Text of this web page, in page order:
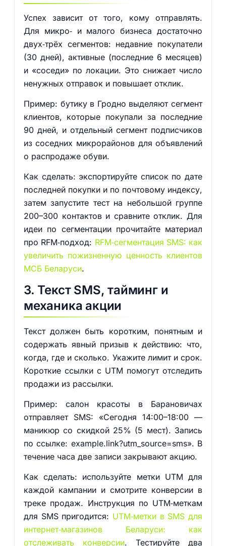
Успех зависит от того, кому отправлять.
Для микро‑ и малого бизнеса достаточно
двух‑трёх сегментов: недавние покупатели
(30 дней), активные (последние 6 месяцев)
и «соседи» по локации. Это снижает число
ненужных отправок и повышает отклик.
Пример: бутику в Гродно выделяют сегмент
клиентов, которые покупали за последние
90 дней, и отдельный сегмент подписчиков
из соседних микрорайонов для объявлений
о распродаже обуви.
Как сделать: экспортируйте список по дате
последней покупки и по почтовому индексу,
затем запустите тест на небольшой группе
200–300 контактов и сравните отклик. Для
идеи по сегментации прочитайте материал
про RFM‑подход: RFM‑сегментация SMS: как
увеличить пожизненную ценность клиентов
МСБ Беларуси.
3. Текст SMS, тайминг и
механика акции
Текст должен быть коротким, понятным и
содержать явный призыв к действию: что,
когда, где и сколько. Укажите лимит и срок.
Короткие ссылки с UTM помогут отследить
продажи из рассылки.
Пример: салон красоты в Барановичах
отправляет SMS: «Сегодня 14:00–18:00 —
маникюр со скидкой 25% (5 мест). Запись
по ссылке: example.link?utm_source=sms». В
течение часа две записи закрывают акцию.
Как сделать: используйте метки UTM для
каждой кампании и смотрите конверсии в
треке продаж. Инструкция по UTM‑меткам
для SMS пригодится: UTM‑метки в SMS для
интернет‑магазинов Беларуси: как
отслеживать конверсии. Тестируйте два